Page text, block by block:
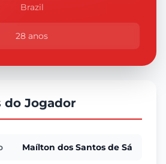
Brazil
28 anos
do Jogador
Maílton dos Santos de Sá